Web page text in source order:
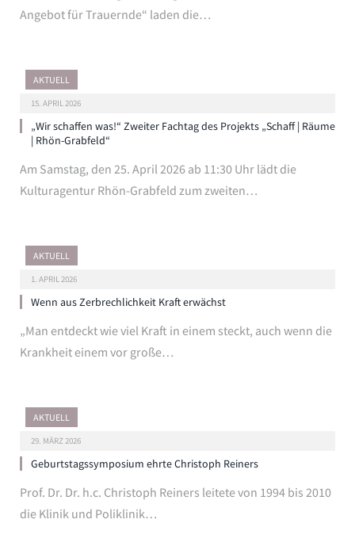
Angebot für Trauernde“ laden die…
AKTUELL
15. APRIL 2026
„Wir schaffen was!“ Zweiter Fachtag des Projekts „Schaff | Räume
| Rhön-Grabfeld“
Am Samstag, den 25. April 2026 ab 11:30 Uhr lädt die
Kulturagentur Rhön-Grabfeld zum zweiten…
AKTUELL
1. APRIL 2026
Wenn aus Zerbrechlichkeit Kraft erwächst
„Man entdeckt wie viel Kraft in einem steckt, auch wenn die
Krankheit einem vor große…
AKTUELL
29. MÄRZ 2026
Geburtstagssymposium ehrte Christoph Reiners
Prof. Dr. Dr. h.c. Christoph Reiners leitete von 1994 bis 2010
die Klinik und Poliklinik…